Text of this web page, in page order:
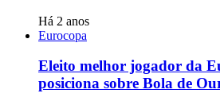
Há 2 anos
Eurocopa
Eleito melhor jogador da
posiciona sobre Bola de